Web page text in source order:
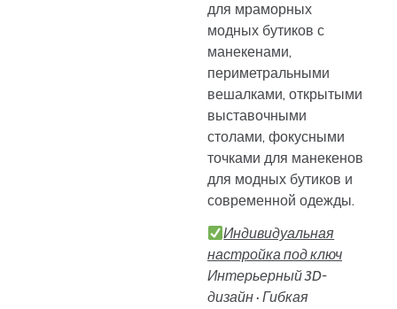
для мраморных
модных бутиков с
манекенами,
периметральными
вешалками, открытыми
выставочными
столами, фокусными
точками для манекенов
для модных бутиков и
современной одежды.
Индивидуальная
настройка под ключ
Интерьерный 3D-
дизайн · Гибкая